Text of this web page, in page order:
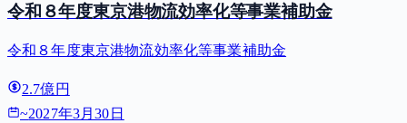
令和８年度東京港物流効率化等事業補助金
令和８年度東京港物流効率化等事業補助金
2.7億円
~2027年3月30日